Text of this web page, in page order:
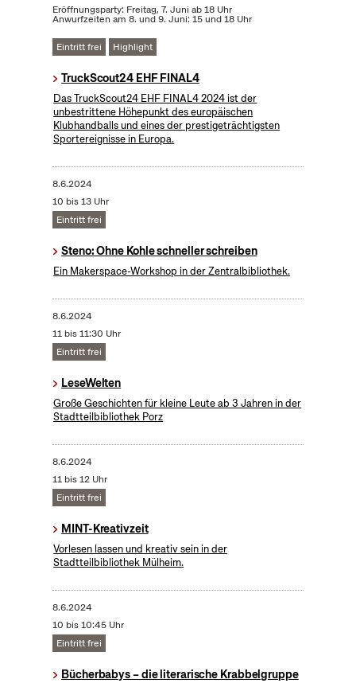
Eröffnungsparty: Freitag, 7. Juni ab 18 Uhr
Anwurfzeiten am 8. und 9. Juni: 15 und 18 Uhr
Eintritt frei Highlight
TruckScout24 EHF FINAL4
Das TruckScout24 EHF FINAL4 2024 ist der
unbestrittene Höhepunkt des europäischen
Klubhandballs und eines der prestigeträchtigsten
Sportereignisse in Europa.
8.6.2024
10 bis 13 Uhr
Eintritt frei
Steno: Ohne Kohle schneller schreiben
Ein Makerspace-Workshop in der Zentralbibliothek.
8.6.2024
11 bis 11:30 Uhr
Eintritt frei
LeseWelten
Große Geschichten für kleine Leute ab 3 Jahren in der
Stadtteilbibliothek Porz
8.6.2024
11 bis 12 Uhr
Eintritt frei
MINT-Kreativzeit
Vorlesen lassen und kreativ sein in der
Stadtteilbibliothek Mülheim.
8.6.2024
10 bis 10:45 Uhr
Eintritt frei
Bücherbabys – die literarische Krabbelgruppe